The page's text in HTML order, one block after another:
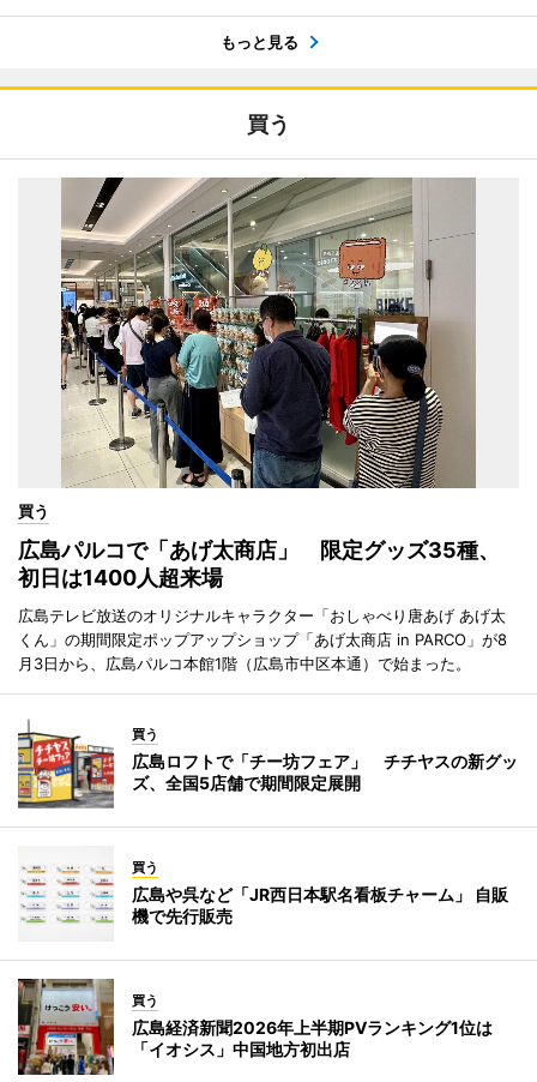
もっと見る
買う
買う
広島パルコで「あげ太商店」 限定グッズ35種、
初日は1400人超来場
広島テレビ放送のオリジナルキャラクター「おしゃべり唐あげ あげ太
くん」の期間限定ポップアップショップ「あげ太商店 in PARCO」が8
月3日から、広島パルコ本館1階（広島市中区本通）で始まった。
買う
広島ロフトで「チー坊フェア」 チチヤスの新グッ
ズ、全国5店舗で期間限定展開
買う
広島や呉など「JR西日本駅名看板チャーム」 自販
機で先行販売
買う
広島経済新聞2026年上半期PVランキング1位は
「イオシス」中国地方初出店